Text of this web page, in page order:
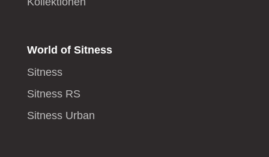
World of Sitness
Sitness
Sitness RS
Sitness Urban